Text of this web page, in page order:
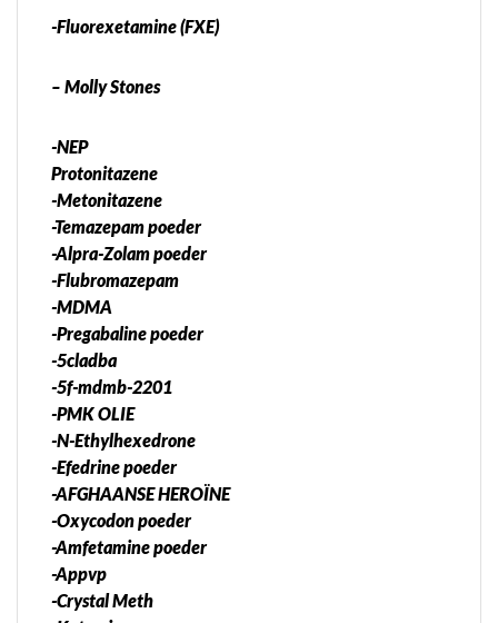
-Fluorexetamine (FXE)
– Molly Stones
-NEP
Protonitazene
-Metonitazene
-Temazepam poeder
-Alpra-Zolam poeder
-Flubromazepam
-MDMA
-Pregabaline poeder
-5cladba
-5f-mdmb-2201
-PMK OLIE
-N-Ethylhexedrone
-Efedrine poeder
-AFGHAANSE HEROÏNE
-Oxycodon poeder
-Amfetamine poeder
-Appvp
-Crystal Meth